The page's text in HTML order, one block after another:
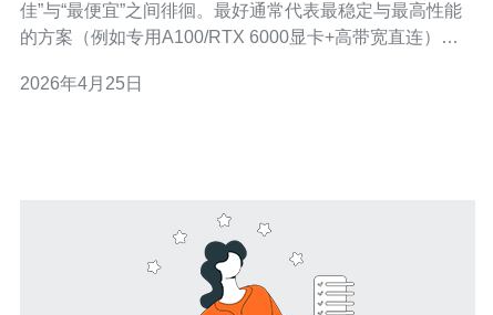
佳”与“最便宜”之间徘徊。最好通常代表最稳定与最高性能
的方案（例如专用A100/RTX 6000显卡+高带宽直连），
往往意味着性能或服务牺牲。本文围绕如何选择香港显卡
2026年4月25日